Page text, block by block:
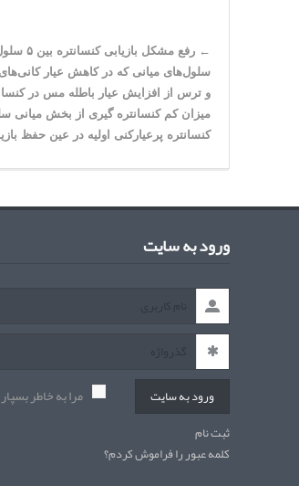
←
سلول‌های میانی که در کاهش عیار
میزان کم کنسانتره گیری از بخش میانی
کنسانتره پرعیارکنی اولیه در عین حفظ
ورود به سایت
ورود به سایت مرا به خاطر بسپار
ثبت نام
کلمه عبور را فراموش کردم؟